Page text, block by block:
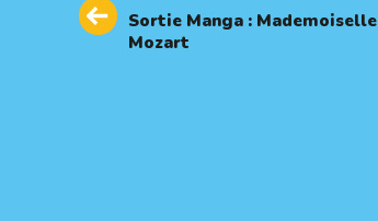
Article
Sortie Manga : Mademoiselle
Mozart